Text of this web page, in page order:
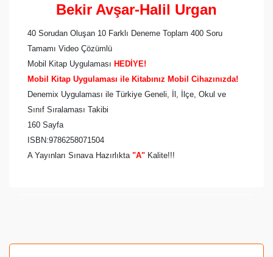
Bekir Avşar-Halil Urgan
40 Sorudan Oluşan 10 Farklı Deneme Toplam 400 Soru
Tamamı Video Çözümlü
Mobil Kitap Uygulaması HEDİYE!
Mobil Kitap Uygulaması ile Kitabınız Mobil Cihazınızda!
Denemix Uygulaması ile Türkiye Geneli, İl, İlçe, Okul ve
Sınıf Sıralaması Takibi
160 Sayfa
ISBN:9786258071504
A Yayınları Sınava Hazırlıkta "A" Kalite!!!